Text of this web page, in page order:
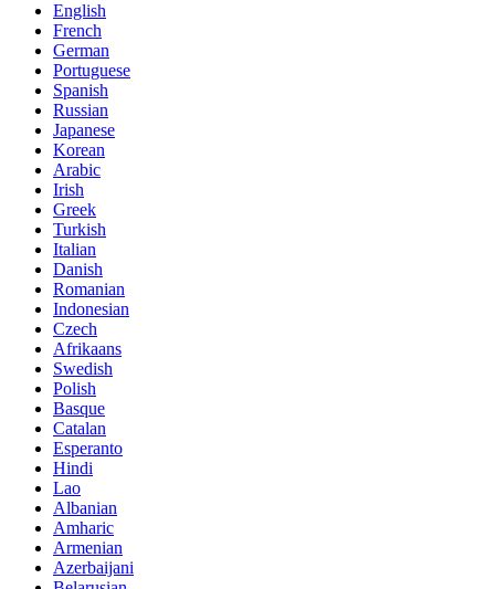
English
French
German
Portuguese
Spanish
Russian
Japanese
Korean
Arabic
Irish
Greek
Turkish
Italian
Danish
Romanian
Indonesian
Czech
Afrikaans
Swedish
Polish
Basque
Catalan
Esperanto
Hindi
Lao
Albanian
Amharic
Armenian
Azerbaijani